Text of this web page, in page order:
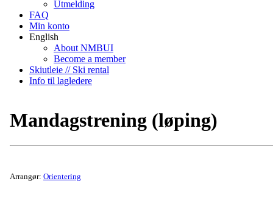
Utmelding
FAQ
Min konto
English
About NMBUI
Become a member
Skiutleie // Ski rental
Info til lagledere
Mandagstrening (løping)
Arrangør: Orientering